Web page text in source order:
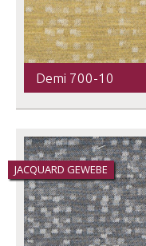
Demi 700-10
JACQUARD GEWEBE